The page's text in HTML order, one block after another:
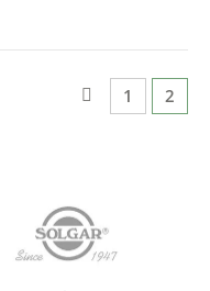
PáginaPágina
AnteriorPágina
1 2